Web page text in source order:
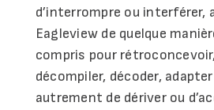
d’interrompre ou interférer,
Eagleview de quelque
compris pour
décompiler, décoder,
autrement de dériver ou